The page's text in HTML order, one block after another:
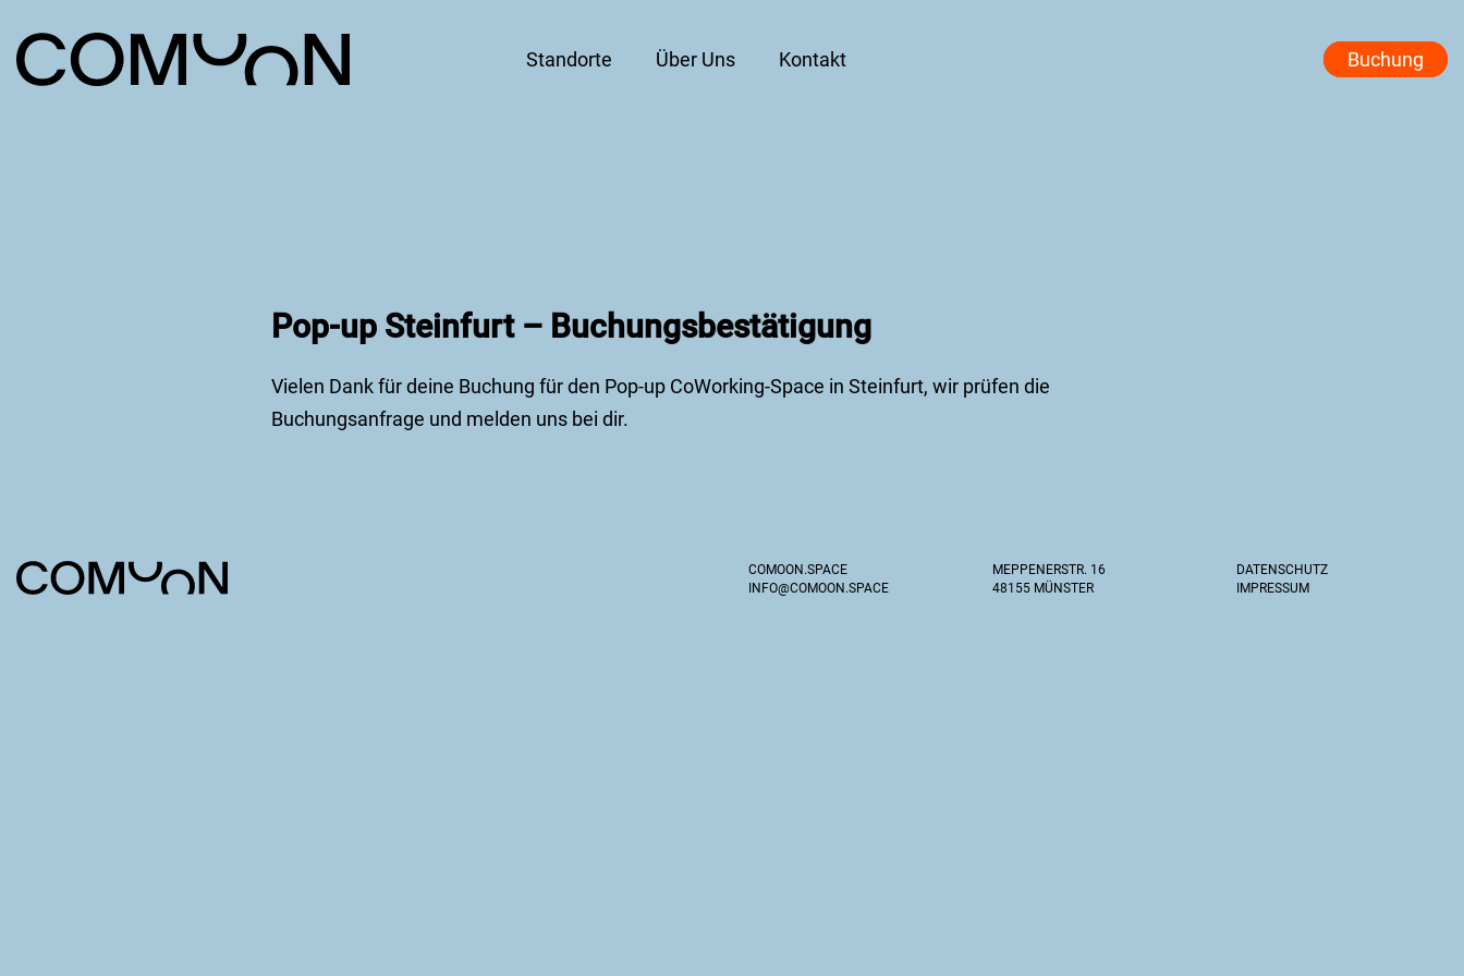
Standorte Über Uns Kontakt Buchung
Pop-up Steinfurt – Buchungsbestätigung
Vielen Dank für deine Buchung für den Pop-up CoWorking-Space in Steinfurt, wir prüfen die
Buchungsanfrage und melden uns bei dir.
COMOON.SPACE
INFO@COMOON.SPACE
MEPPENERSTR. 16
48155 MÜNSTER
DATENSCHUTZ
IMPRESSUM